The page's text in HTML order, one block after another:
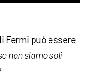
Fermi può essere
non siamo soli